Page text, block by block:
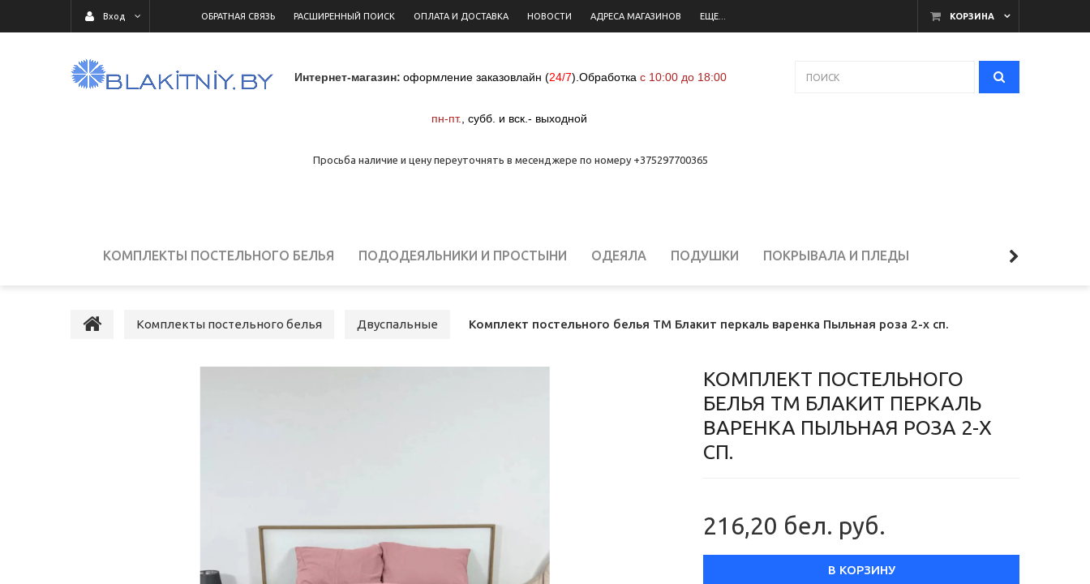
КОРЗИНА
Вход ОБРАТНАЯ СВЯЗЬ РАСШИРЕННЫЙ ПОИСК ОПЛАТА И ДОСТАВКА НОВОСТИ АДРЕСА МАГАЗИНОВ ЕЩЕ...
Интернет-магазин: оформление заказовлайн (24/7) Обработка с 10:00 до 18:00
пн-пт. субб. и вск.- выходной
Просьба наличие и цену переуточнять в месенджере по номеру +375297700365
КОМПЛЕКТЫ ПОСТЕЛЬНОГО БЕЛЬЯ ПОДОДЕЯЛЬНИКИ И ПРОСТЫНИ ОДЕЯЛА ПОДУШКИ ПОКРЫВАЛА И ПЛЕДЫ
Комплекты постельного белья Двуспальные Комплект постельного белья ТМ Блакит перкаль варенка Пыльная роза 2-х сп.
КОМПЛЕКТ ПОСТЕЛЬНОГО
БЕЛЬЯ ТМ БЛАКИТ ПЕРКАЛЬ
ВАРЕНКА ПЫЛЬНАЯ РОЗА 2-Х
СП.
216,20 бел. руб.
В КОРЗИНУ